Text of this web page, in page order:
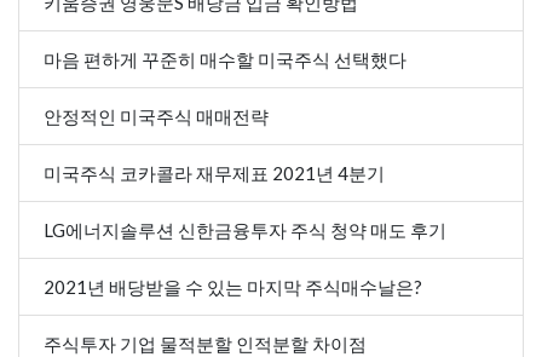
마음 편하게 꾸준히 매수할 미국주식 선택했다
안정적인 미국주식 매매전략
미국주식 코카콜라 재무제표 2021년 4분기
LG에너지솔루션 신한금융투자 주식 청약 매도 후기
2021년 배당받을 수 있는 마지막 주식매수날은?
주식투자 기업 물적분할 인적분할 차이점